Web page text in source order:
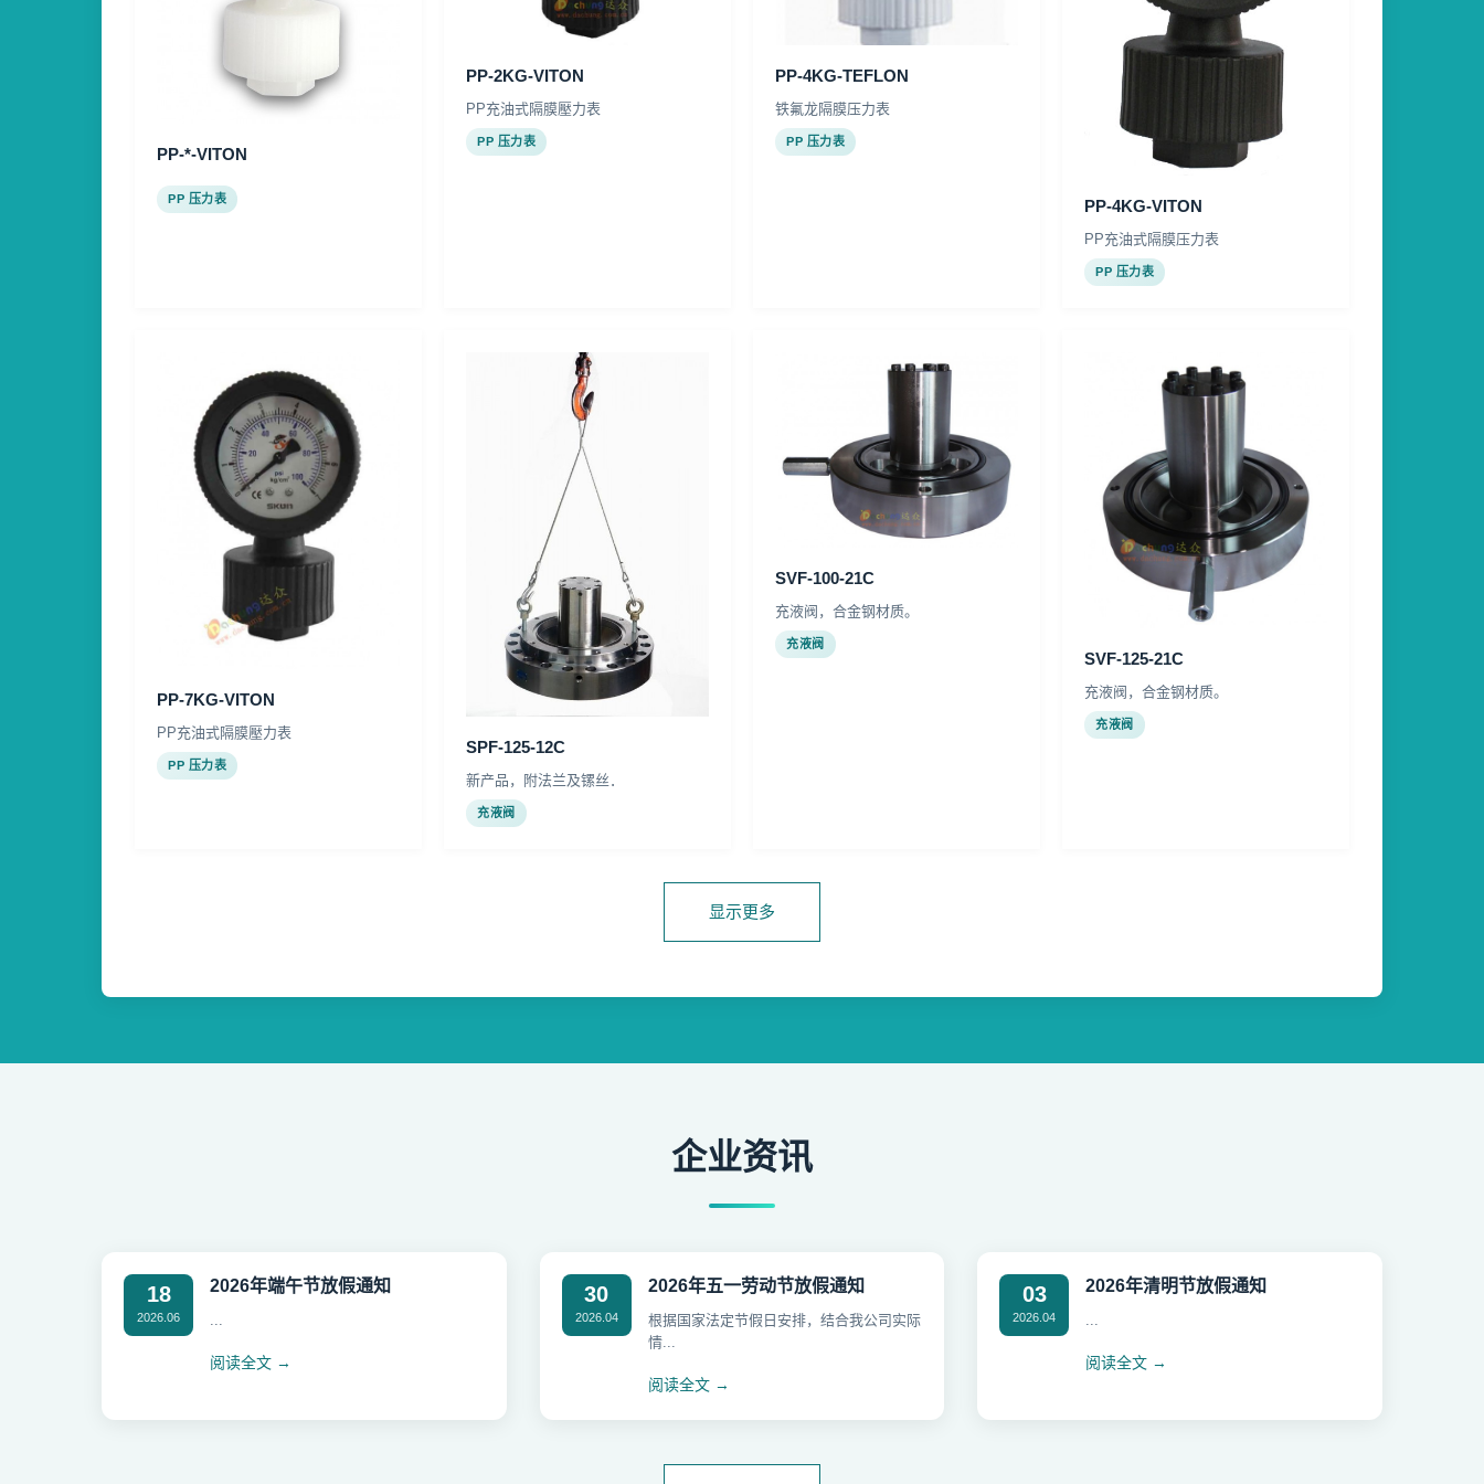
PP-*-VITON
PP 压力表
PP-2KG-VITON
PP充油式隔膜壓力表
PP 压力表
PP-4KG-TEFLON
铁氟龙隔膜压力表
PP 压力表
PP-4KG-VITON
PP充油式隔膜压力表
PP 压力表
PP-7KG-VITON
PP充油式隔膜壓力表
PP 压力表
SPF-125-12C
新产品，附法兰及镙丝．
充液阀
SVF-100-21C
充液阀，合金钢材质。
充液阀
SVF-125-21C
充液阀，合金钢材质。
充液阀
显示更多
企业资讯
18
2026.06
2026年端午节放假通知
阅读全文 →
30
2026.04
2026年五一劳动节放假通知
根据国家法定节假日安排，结合我公司实际
情...
阅读全文 →
03
2026.04
2026年清明节放假通知
阅读全文 →